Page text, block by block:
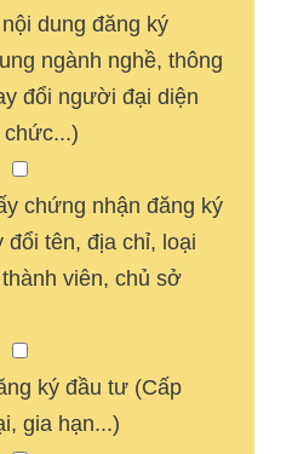
dung đăng ký
ngành nghề, thông
đổi người đại diện
chức...)
chứng nhận đăng ký
đổi tên, địa chỉ, loại
viên, chủ sở
ký đầu tư (Cấp
gia hạn...)